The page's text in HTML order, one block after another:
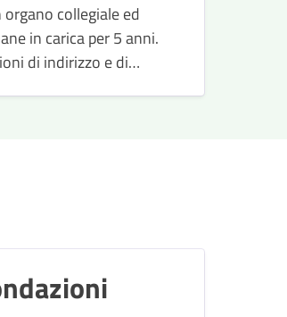
organo collegiale ed
in carica per 5 anni.
di indirizzo e di